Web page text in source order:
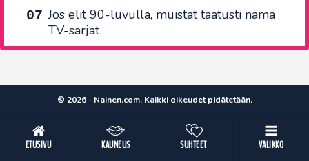
ETUSIVU KAUNEUS SUHTEET VALIKKO
Jos elit 90-luvulla, muistat taatusti nämä
TV-sarjat
© 2026 - Nainen.com. Kaikki oikeudet pidätetään.